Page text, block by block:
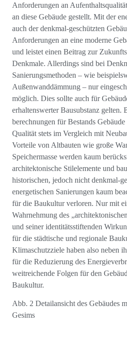
Anforderungen an
an diese Gebäude gestellt. Mit der
auch der denkmal-geschützten
Anforderungen an eine moderne
und leistet einen Beitrag zur
Denkmale. Allerdings sind bei
Sanierungsmethoden – wie
Außenwanddämmung – nur
möglich. Dies sollte auch für
erhaltenswerter Bausubstanz gelten.
berechnungen für Bestands
Qualität stets im Vergleich mit
Vorteile von Altbauten wie große
Speichermasse werden kaum
architektonische Stilelemente und
historischen, jedoch nicht denkmal-
energetischen Sanierungen kaum
für die Baukultur verloren. Nur mit
Wahrnehmung des
und seiner identitätsstiftenden
für die städtische und regionale
Klimaschutzziele haben also neben
für die Reduzierung des
weitreichende Folgen für den
Baukultur.
Abb. 2 Detailansicht des Gebäudes
Gesims